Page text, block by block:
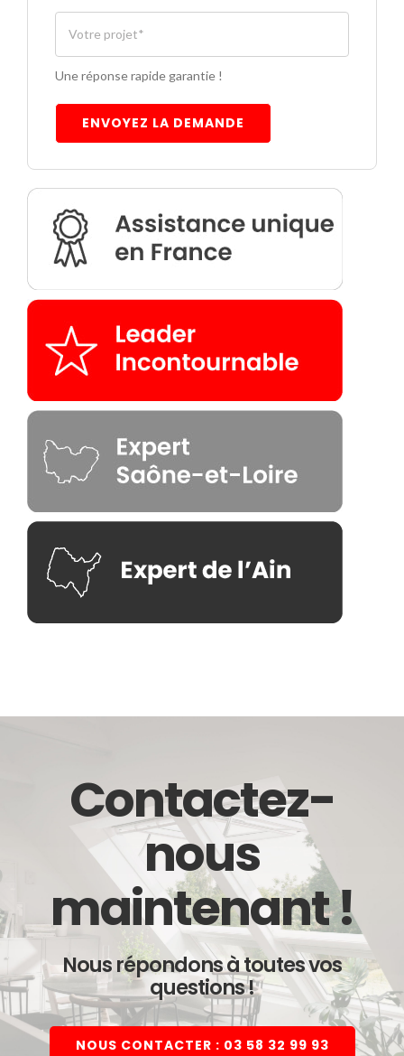
Une réponse rapide garantie !
ENVOYEZ LA DEMANDE
Contactez-
nous
maintenant !
Nous répondons à toutes vos
questions !
NOUS CONTACTER : 03 58 32 99 93